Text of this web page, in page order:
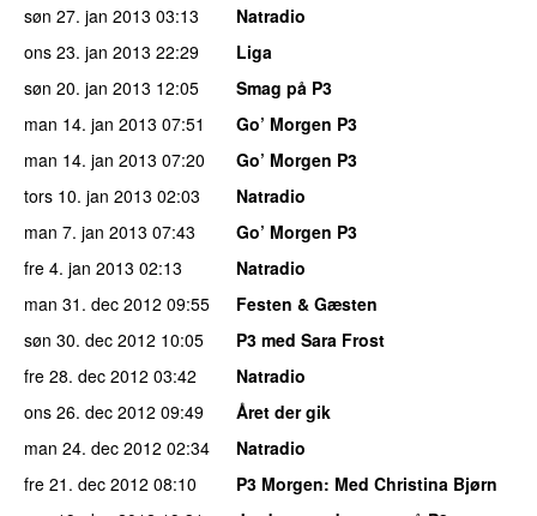
søn 27. jan 2013 03:13
Natradio
ons 23. jan 2013 22:29
Liga
søn 20. jan 2013 12:05
Smag på P3
man 14. jan 2013 07:51
Go’ Morgen P3
man 14. jan 2013 07:20
Go’ Morgen P3
tors 10. jan 2013 02:03
Natradio
man 7. jan 2013 07:43
Go’ Morgen P3
fre 4. jan 2013 02:13
Natradio
man 31. dec 2012 09:55
Festen & Gæsten
søn 30. dec 2012 10:05
P3 med Sara Frost
fre 28. dec 2012 03:42
Natradio
ons 26. dec 2012 09:49
Året der gik
man 24. dec 2012 02:34
Natradio
fre 21. dec 2012 08:10 P3 Morgen: Med Christina Bjørn